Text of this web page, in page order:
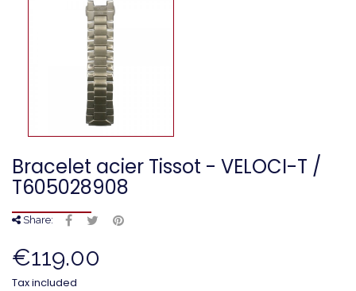
Bracelet acier Tissot - VELOCI-T /
T605028908
Share:
€119.00
Tax included